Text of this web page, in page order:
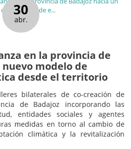
30
abr.
en la provincia de
modelo de
desde el territorio
bilaterales de co-creación de
de Badajoz incorporando las
entidades sociales y agentes
medidas en torno al cambio de
climática y la revitalización